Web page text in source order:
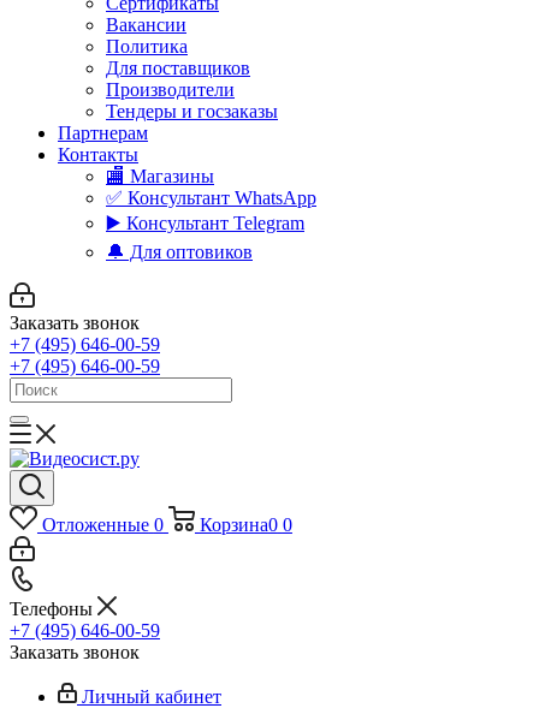
Вакансии
Политика
Для поставщиков
Производители
Тендеры и госзаказы
Партнерам
Контакты
🏬 Магазины
✅️ Консультант WhatsApp
▶️ Консультант Telegram
🔔 Для оптовиков
Заказать звонок
+7 (495) 646-00-59
+7 (495) 646-00-59
Отложенные 0 Корзина0 0
Телефоны
+7 (495) 646-00-59
Заказать звонок
Личный кабинет